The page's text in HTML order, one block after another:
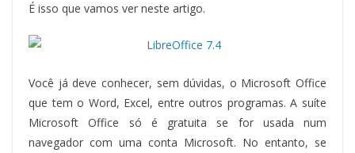
É isso que vamos ver neste artigo.
Você já deve conhecer, sem dúvidas, o Microsoft Office
que tem o Word, Excel, entre outros programas. A suíte
Microsoft Office só é gratuita se for usada num
navegador com uma conta Microsoft. No entanto, se